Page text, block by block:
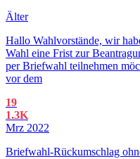
Älter
Hallo Wahlvorstände, wir
Wahl eine Frist zur
per Briefwahl teilnehmen
vor dem
19
1.3K
Mrz 2022
Briefwahl-Rückumschlag